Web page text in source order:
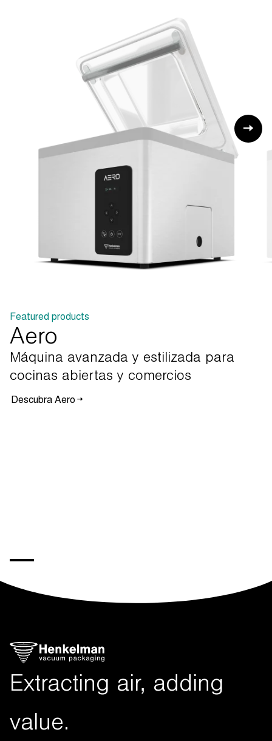
control por sensores, liquid control y ACS.
Featured products
Aero
Máquina avanzada y estilizada para
cocinas abiertas y comercios
Descubra Aero
Extracting air, adding
value.